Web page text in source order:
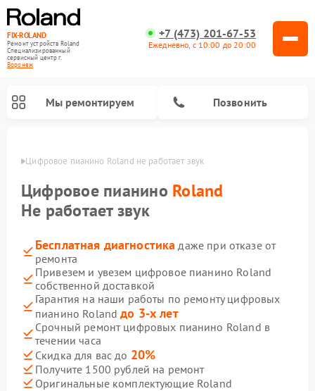
FIX-ROLAND
Ремонт устройств Roland
Специализированный
cервисный центр г.
Воронеж
+7 (473) 201-67-53
Ежедневно, с 10:00 до 20:00
Мы ремонтируем Позвонить
Цифровое пианино Roland не работает звук
Цифровое пианино Roland
Не работает звук
Бесплатная диагностика даже при отказе от
ремонта
Привезем и увезем цифровое пианино Roland
собственной доставкой
Гарантия на наши работы по ремонту цифровых
пианино Rolandдо 3-х лет
Срочный ремонт цифровых пианино Roland в
течении часа
Скидка для вас до 20%
Получите 1500 рублей на ремонт
Оригинальные комплектующие Roland